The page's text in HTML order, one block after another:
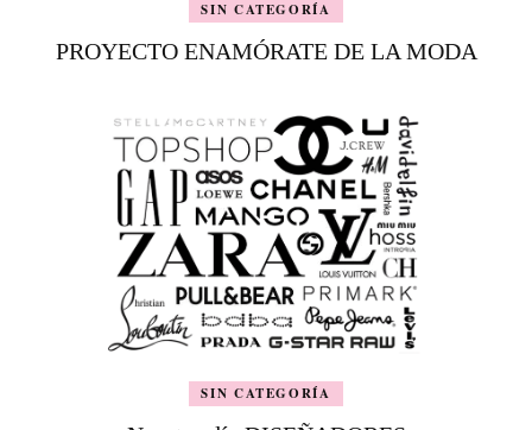
SIN CATEGORÍA
PROYECTO ENAMÓRATE DE LA MODA
SIN CATEGORÍA